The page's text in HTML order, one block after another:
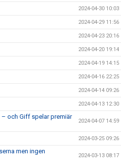
2024-04-30 10:03
2024-04-29 11:56
2024-04-23 20:16
2024-04-20 19:14
2024-04-19 14:15
2024-04-16 22:25
2024-04-14 09:26
2024-04-13 12:30
och Giff spelar premiär
2024-04-07 14:59
2024-03-25 09:26
men ingen
2024-03-13 08:17